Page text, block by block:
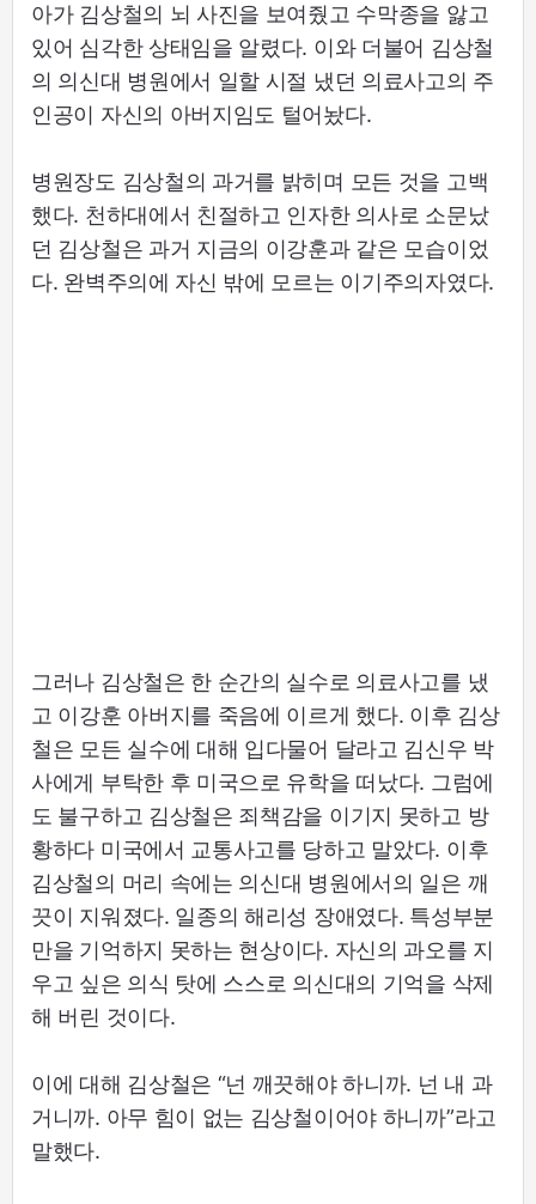
아가 김상철의 뇌 사진을 보여줬고 수막종을 앓고
있어 심각한 상태임을 알렸다. 이와 더불어 김상철
의 의신대 병원에서 일할 시절 냈던 의료사고의 주
인공이 자신의 아버지임도 털어놨다.
병원장도 김상철의 과거를 밝히며 모든 것을 고백
했다. 천하대에서 친절하고 인자한 의사로 소문났
던 김상철은 과거 지금의 이강훈과 같은 모습이었
다. 완벽주의에 자신 밖에 모르는 이기주의자였다.
그러나 김상철은 한 순간의 실수로 의료사고를 냈
고 이강훈 아버지를 죽음에 이르게 했다. 이후 김상
철은 모든 실수에 대해 입다물어 달라고 김신우 박
사에게 부탁한 후 미국으로 유학을 떠났다. 그럼에
도 불구하고 김상철은 죄책감을 이기지 못하고 방
황하다 미국에서 교통사고를 당하고 말았다. 이후
김상철의 머리 속에는 의신대 병원에서의 일은 깨
끗이 지워졌다. 일종의 해리성 장애였다. 특성부분
만을 기억하지 못하는 현상이다. 자신의 과오를 지
우고 싶은 의식 탓에 스스로 의신대의 기억을 삭제
해 버린 것이다.
이에 대해 김상철은 “넌 깨끗해야 하니까. 넌 내 과
거니까. 아무 힘이 없는 김상철이어야 하니까”라고
말했다.